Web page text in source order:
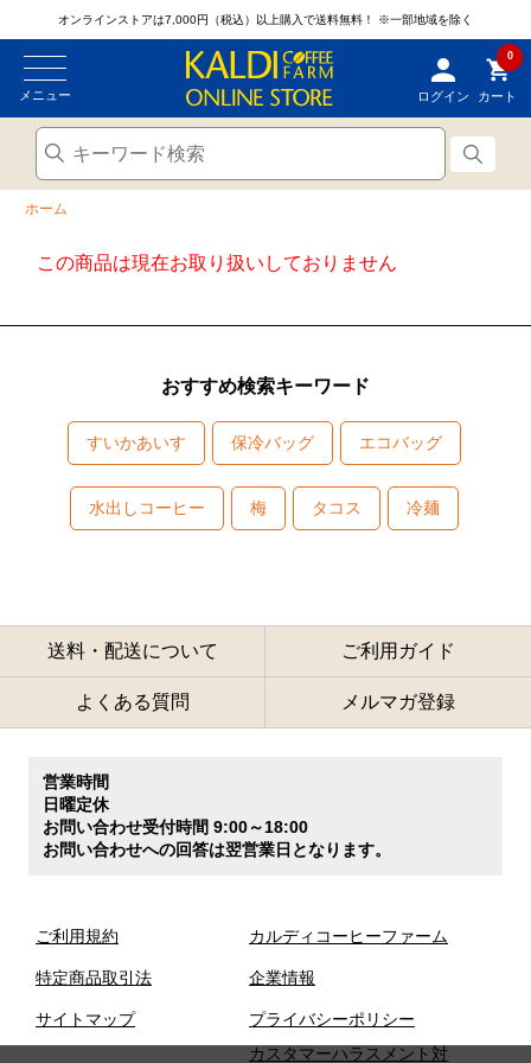
オンラインストアは7,000円（税込）以上購入で送料無料！ ※一部地域を除く
メニュー ログイン
0
カート
ホーム
この商品は現在お取り扱いしておりません
おすすめ検索キーワード
すいかあいす 保冷バッグ エコバッグ
水出しコーヒー 梅 タコス 冷麺
送料・配送について ご利用ガイド
よくある質問 メルマガ登録
営業時間
日曜定休
お問い合わせ受付時間 9:00～18:00
お問い合わせへの回答は翌営業日となります。
ご利用規約
特定商品取引法
サイトマップ
カルディコーヒーファーム
企業情報
プライバシーポリシー
カスタマーハラスメント対